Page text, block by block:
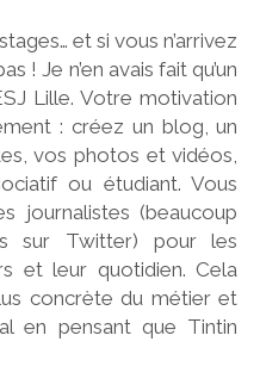
et si vous n’arrivez
! Je n’en avais fait qu’un
Lille. Votre motivation
: créez un blog, un
vos photos et vidéos,
ou étudiant. Vous
journalistes (beaucoup
sur Twitter) pour les
et leur quotidien. Cela
concrète du métier et
en pensant que Tintin